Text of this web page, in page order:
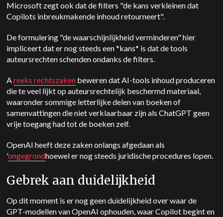
Microsoft zegt ook dat de filters "de kans verkleinen dat
Copilots inbreukmakende inhoud retourneert".
De formulering "de waarschijnlijkheid verminderen" hier
impliceert dat er nog steeds een *kans* is dat de tools
auteursrechten schenden ondanks de filters.
Areeks rechtszaken beweren dat AI-tools inhoud produceren
die te veel lijkt op auteursrechtelijk beschermd materiaal,
waaronder sommige letterlijke delen van boeken of
samenvattingen die niet verklaarbaar zijn als ChatGPT geen
vrije toegang had tot de boeken zelf.
OpenAI heeft deze zaken onlangs afgedaan als
'ongegrondhoewel er nog steeds juridische procedures lopen.
Gebrek aan duidelijkheid
Op dit moment is er nog geen duidelijkheid over waar de
GPT-modellen van OpenAI ophouden, waar Copilot begint en